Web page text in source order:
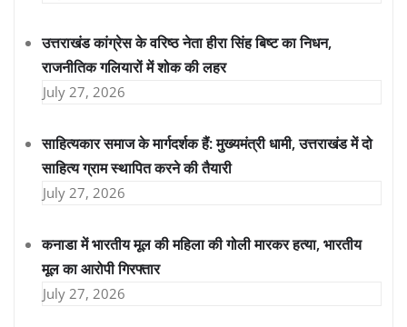
उत्तराखंड कांग्रेस के वरिष्ठ नेता हीरा सिंह बिष्ट का निधन,
राजनीतिक गलियारों में शोक की लहर
July 27, 2026
साहित्यकार समाज के मार्गदर्शक हैं: मुख्यमंत्री धामी, उत्तराखंड में दो
साहित्य ग्राम स्थापित करने की तैयारी
July 27, 2026
कनाडा में भारतीय मूल की महिला की गोली मारकर हत्या, भारतीय
मूल का आरोपी गिरफ्तार
July 27, 2026